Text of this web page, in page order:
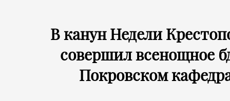
В канун Недели
совершил всенощное
Покровском